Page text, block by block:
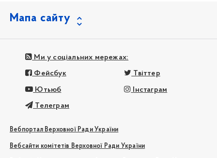
Мапа сайту
Ми у соціальних мережах:
Фейсбук Твіттер
Ютьюб Інстаграм
Телеграм
Вебпортал Верховної Ради України
Вебсайти комітетів Верховної Ради України